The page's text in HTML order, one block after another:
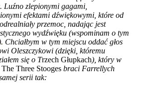
Luźno zlepionymi gagami,
efektami dźwiękowymi, które od
przemoc, nadając jest
wydźwięku (wspominam o tym
Chciałbym w tym miejscu oddać głos
Oleszczykowi (dzięki, któremu
się o Trzech Głupkach), który w
The Three Stooges braci Farrellych
serii tak: